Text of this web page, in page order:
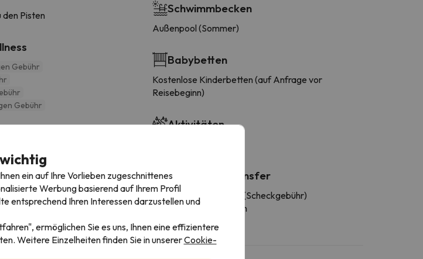
Pisten
Gebühr
Gebühr
Gegen Gebühr
Schwimmbecken
Außenpool (Sommer)
Babybetten
Kostenlose Kinderbetten (auf Anfrage vor
Reisebeginn)
Aktivitäten
Transfers / Transfer
Shuttle zum Flughafen (Scheckgebühr)
Transfer zum Flughafen
ein auf Ihre Vorlieben zugeschnittenes
Werbung basierend auf Ihrem Profil
entsprechend Ihren Interessen darzustellen und
ermöglichen Sie es uns, Ihnen eine effizientere
Weitere Einzelheiten finden Sie in unsererCookie-